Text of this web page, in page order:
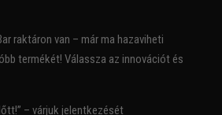
raktáron van – már ma hazaviheti
termékét! Válassza az innovációt és
– várjuk jelentkezését